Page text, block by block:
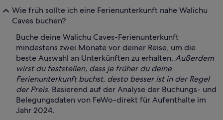
Wie früh sollte ich eine Ferienunterkunft nahe Walichu
Caves buchen?
Buche deine Walichu Caves-Ferienunterkunft
mindestens zwei Monate vor deiner Reise, um die
beste Auswahl an Unterkünften zu erhalten. Außerdem
wirst du feststellen, dass je früher du deine
Ferienunterkunft buchst, desto besser ist in der Regel
der Preis. Basierend auf der Analyse der Buchungs- und
Belegungsdaten von FeWo-direkt für Aufenthalte im
Jahr 2024.